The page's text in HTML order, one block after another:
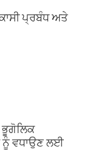
ਪ੍ਰਬੰਧ ਅਤੇ
ਭੂਗੋਲਿਕ
ਨੂੰ ਵਧਾਉਣ ਲਈ